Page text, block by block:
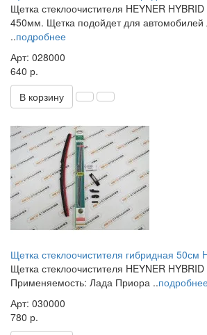
Щетка стеклоочистителя HEYNER
450мм. Щетка подойдет для автомобилей
..подробнее
Арт: 028000
640 р.
В корзину
Щетка стеклоочистителя гибридная 50см
Щетка стеклоочистителя HEYNER
Применяемость: Лада Приора ..
Арт: 030000
780 р.